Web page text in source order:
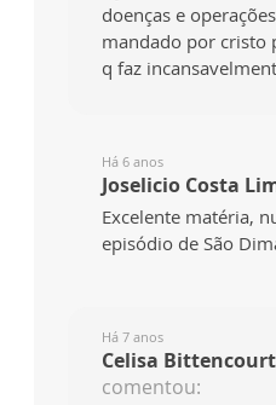
doenças e
mandado por cristo
q faz
Há 6 anos
Joselicio Costa
Excelente matéria,
episódio de São
Há 7 anos
Celisa
comentou: